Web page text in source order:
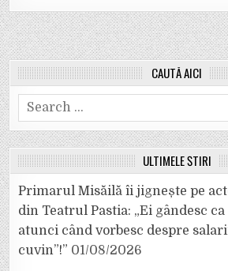
CAUTĂ AICI
Search
for:
ULTIMELE ȘTIRI
Primarul Misăilă îi jignește pe
din Teatrul Pastia: „Ei gândesc
atunci când vorbesc despre
cuvin”!” 01/08/2026